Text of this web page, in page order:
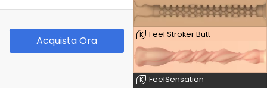
K Feel Stroker Butt
K FeelSensation
Acquista Ora